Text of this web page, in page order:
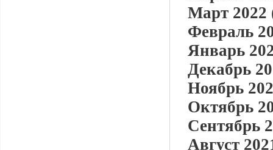
Март 2022
Февраль
Январь
Декабрь
Ноябрь
Октябрь
Сентябрь
Август